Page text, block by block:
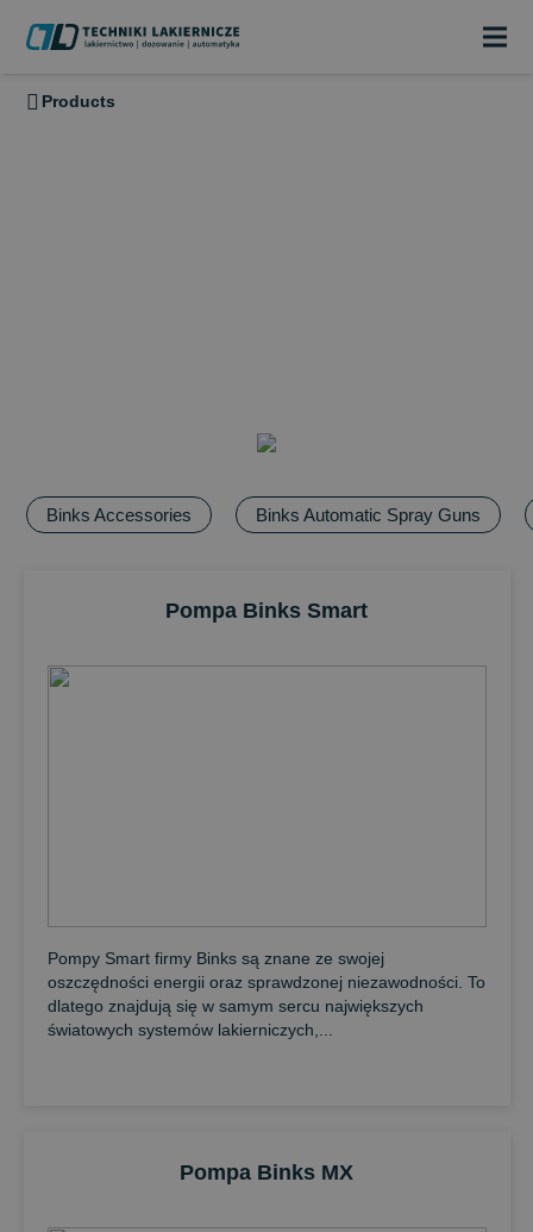
Products
Binks Accessories Binks Automatic Spray Guns
Pompa Binks Smart
Pompy Smart firmy Binks są znane ze swojej
oszczędności energii oraz sprawdzonej niezawodności. To
dlatego znajdują się w samym sercu największych
światowych systemów lakierniczych,...
Pompa Binks MX